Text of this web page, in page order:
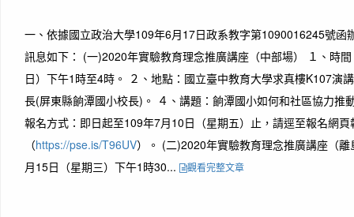
一、依據國立政治大學109年6月17日政系教字第1090016245號函
訊息如下： (一)2020年實驗教育理念推廣講座（中部場） １、時
日）下午1時至4時。 ２、地點：國立臺中教育大學求真樓K107演
長(屏東縣餉潭國小校長)。 ４、講題：餉潭國小如何和社區協力推
報名方式：即日起至109年7月10日（星期五）止，請逕至報名網頁
（https://pse.is/T96UV）。 (二)2020年實驗教育理念推廣講座（
月15日（星期三）下午1時30...
觀看完整文章